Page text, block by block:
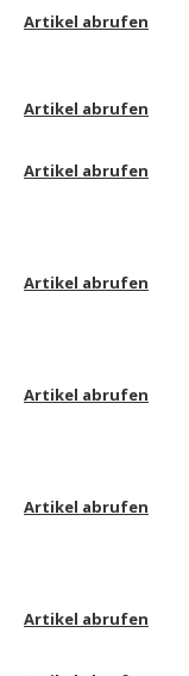
Artikel abrufen
Artikel abrufen
Artikel abrufen
Artikel abrufen
Artikel abrufen
Artikel abrufen
Artikel abrufen